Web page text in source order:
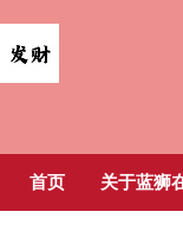
首页 关于蓝狮